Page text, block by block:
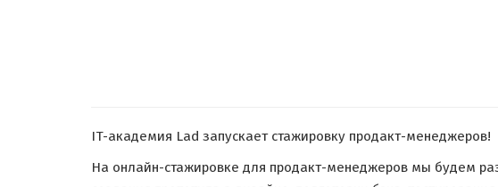
IT-академия Lad запускает стажировку продакт-менеджеров!
На онлайн-стажировке для продакт-менеджеров мы будем